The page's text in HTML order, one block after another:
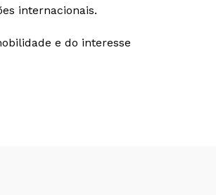
internacionais.
e do interesse